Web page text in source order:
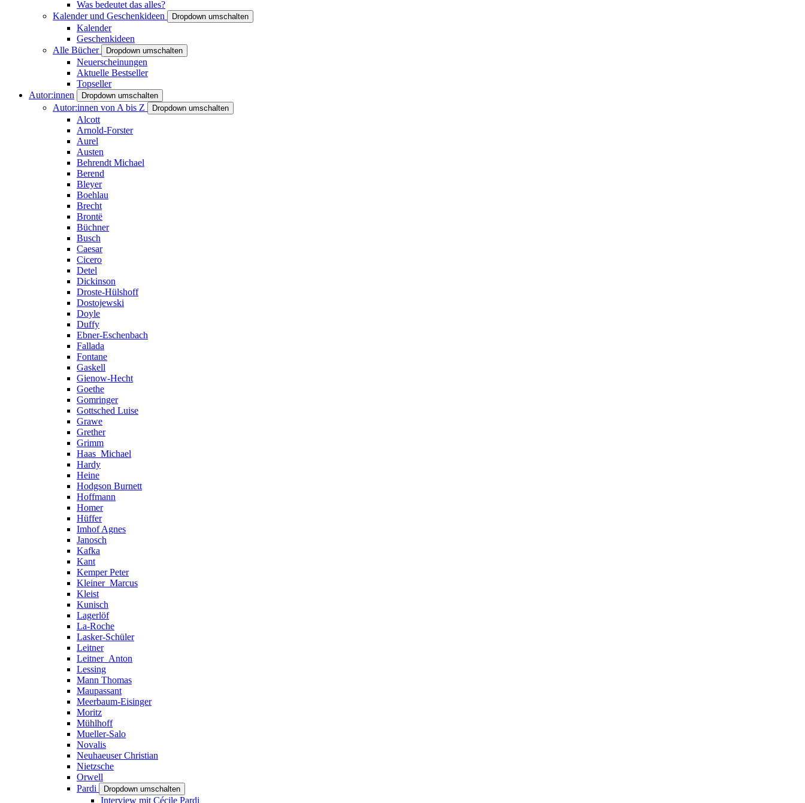
Was bedeutet das alles?
Kalender und Geschenkideen
Dropdown umschalten
Kalender
Geschenkideen
Alle Bücher
Dropdown umschalten
Neuerscheinungen
Aktuelle Bestseller
Topseller
Autor:innen
Dropdown umschalten
Autor:innen von A bis Z Dropdown umschalten
Alcott
Arnold-Forster
Aurel
Austen
Behrendt Michael
Berend
Bleyer
Boehlau
Brecht
Brontë
Büchner
Busch
Caesar
Cicero
Detel
Dickinson
Droste-Hülshoff
Dostojewski
Doyle
Duffy
Ebner-Eschenbach
Fallada
Fontane
Gaskell
Gienow-Hecht
Goethe
Gomringer
Gottsched Luise
Grawe
Grether
Grimm
Haas_Michael
Hardy
Heine
Hodgson Burnett
Hoffmann
Homer
Hüffer
Imhof Agnes
Janosch
Kafka
Kant
Kemper Peter
Kleiner_Marcus
Kleist
Kunisch
Lagerlöf
La-Roche
Lasker-Schüler
Leitner
Leitner_Anton
Lessing
Mann Thomas
Maupassant
Meerbaum-Eisinger
Moritz
Mühlhoff
Mueller-Salo
Novalis
Neuhaeuser Christian
Nietzsche
Orwell
Pardi
Dropdown umschalten
Interview mit Cécile Pardi